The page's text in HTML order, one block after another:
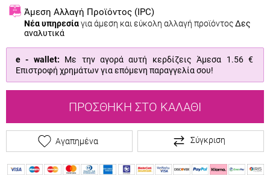
Άμεση Αλλαγή Προϊόντος (IPC)
Νέα υπηρεσίαγια άμεση και εύκολη αλλαγή προϊόντοςΔες
αναλυτικά
e - wallet: Με την αγορά αυτή κερδίζεις Άμεσα 1.56 €
Επιστροφή χρημάτων για επόμενη παραγγελία σου!
ΠΡΟΣΘΉΚΗ ΣΤΟ ΚΑΛΆΘΙ
Αγαπημένα Σύγκριση